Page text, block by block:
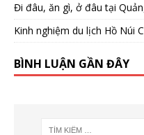
Đi đâu, ăn gì, ở đâu tại
Kinh nghiệm du lịch Hồ Núi
BÌNH LUẬN GẦN ĐÂY